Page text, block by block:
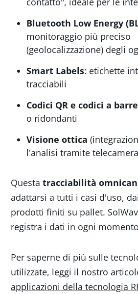
Bluetooth Low Energy
monitoraggio più preciso
(geolocalizzazione) degli
Smart Labels: etichette
tracciabili
Codici QR e codici a barre
o ridondanti
Visione ottica
l'analisi tramite telecamera
Questatracciabilità
adattarsi a tutti i casi d'uso,
prodotti finiti su pallet.
registra i dati in ogni
Per saperne di più sulle
utilizzate, leggi il nostro
applicazioni della tecnologia